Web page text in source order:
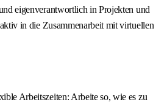
eigenverantwortlich in Projekten und
in die Zusammenarbeit mit virtuellen
Arbeitszeiten: Arbeite so, wie es zu